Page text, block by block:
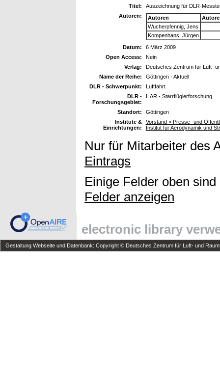
Titel:
Auszeichnung für DLR-
Autoren:
Autoren
Wucherpfennig, Jens
Kompenhans, Jürgen
Datum:
6 März 2009
Open Access:
Nein
Verlag:
Deutsches Zentrum für Luft-
Name der Reihe:
Göttingen - Aktuell
DLR - Schwerpunkt:
Luftfahrt
DLR -
Forschungsgebiet:
L AR - Starrflüglerforschung
Standort:
Göttingen
Institute &
Einrichtungen:
Vorstand > Presse- und
Institut für Aerodynamik und
Nur für Mitarbeiter des
Eintrags
Einige Felder oben
Felder anzeigen
electronic library
Gestaltung Webseite und Datenbank: Copyright © Deutsches Zentrum für Luft- und